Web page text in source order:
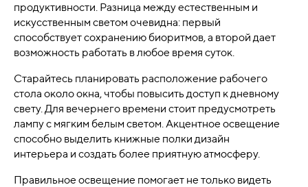
продуктивности. Разница между естественным и
искусственным светом очевидна: первый
способствует сохранению биоритмов, а второй дает
возможность работать в любое время суток.
Старайтесь планировать расположение рабочего
стола около окна, чтобы повысить доступ к дневному
свету. Для вечернего времени стоит предусмотреть
лампу с мягким белым светом. Акцентное освещение
способно выделить книжные полки дизайн
интерьера и создать более приятную атмосферу.
Правильное освещение помогает не только видеть